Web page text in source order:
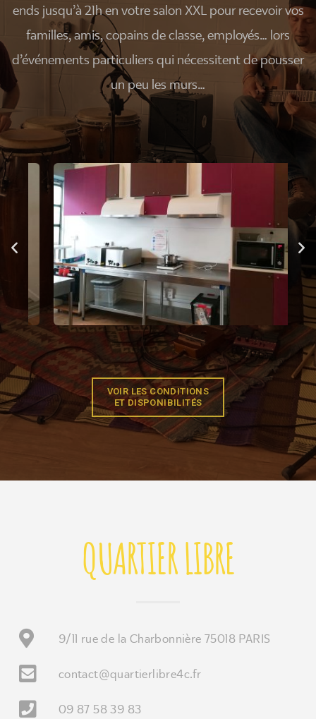
ends jusqu’à 21h en votre salon XXL pour recevoir vos
familles, amis, copains de classe, employés… lors
d’événements particuliers qui nécessitent de pousser
un peu les murs…
VOIR LES CONDITIONS
ET DISPONIBILITÉS
QUARTIER LIBRE
9/11 rue de la Charbonnière 75018 PARIS
contact@quartierlibre4c.fr
09 87 58 39 83